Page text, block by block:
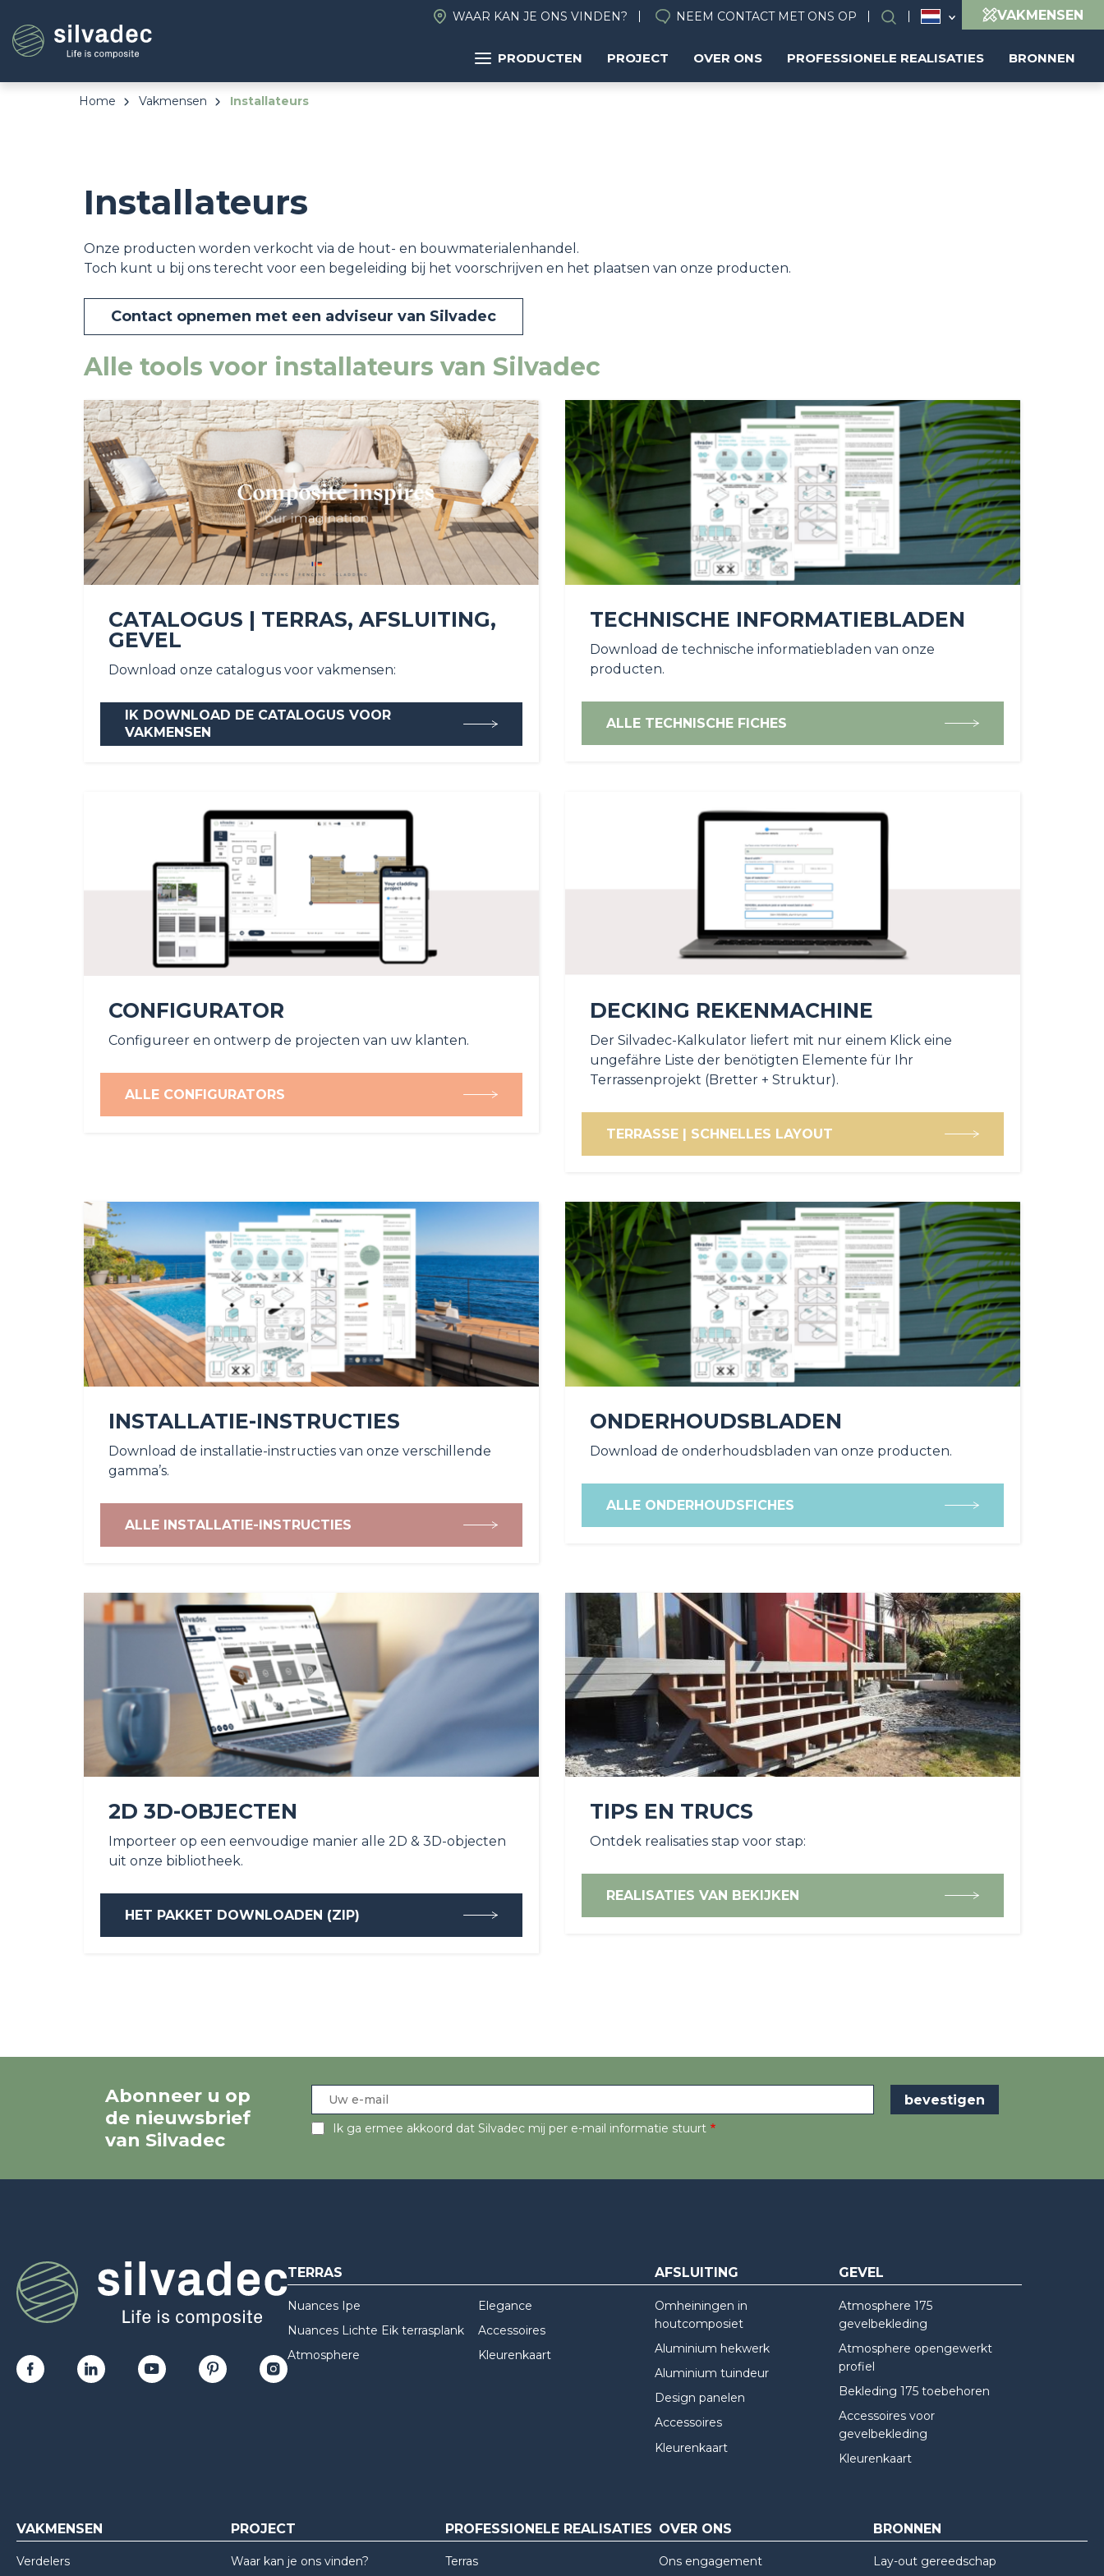
en
naar
WAAR KAN JE ONS VINDEN? NEEM CONTACT MET ONS OP Search VAKMENSEN
PRODUCTEN PROJECT OVER ONS PROFESSIONELE REALISATIES BRONNEN
Home Vakmensen Installateurs
Installateurs
Onze producten worden verkocht via de hout- en bouwmaterialenhandel.
Toch kunt u bij ons terecht voor een begeleiding bij het voorschrijven en het plaatsen van onze producten.
Contact opnemen met een adviseur van Silvadec
Alle tools voor installateurs van Silvadec
CATALOGUS | TERRAS, AFSLUITING,
GEVEL
Download onze catalogus voor vakmensen:
IK DOWNLOAD DE CATALOGUS VOOR
VAKMENSEN
TECHNISCHE INFORMATIEBLADEN
Download de technische informatiebladen van onze
producten.
ALLE TECHNISCHE FICHES
CONFIGURATOR
Configureer en ontwerp de projecten van uw klanten.
ALLE CONFIGURATORS
DECKING REKENMACHINE
Der Silvadec-Kalkulator liefert mit nur einem Klick eine
ungefähre Liste der benötigten Elemente für Ihr
Terrassenprojekt (Bretter + Struktur).
TERRASSE | SCHNELLES LAYOUT
INSTALLATIE-INSTRUCTIES
Download de installatie-instructies van onze verschillende
gamma’s.
ALLE INSTALLATIE-INSTRUCTIES
ONDERHOUDSBLADEN
Download de onderhoudsbladen van onze producten.
ALLE ONDERHOUDSFICHES
2D 3D-OBJECTEN
Importeer op een eenvoudige manier alle 2D & 3D-objecten
uit onze bibliotheek.
HET PAKKET DOWNLOADEN (ZIP)
TIPS EN TRUCS
Ontdek realisaties stap voor stap:
REALISATIES VAN BEKIJKEN
Abonneer u op
de nieuwsbrief
van Silvadec
Ik ga ermee akkoord dat Silvadec mij per e-mail informatie stuurt
TERRAS
Nuances Ipe
Nuances Lichte Eik terrasplank
Atmosphere
Elegance
Accessoires
Kleurenkaart
AFSLUITING
Omheiningen in
houtcomposiet
Aluminium hekwerk
Aluminium tuindeur
Design panelen
Accessoires
Kleurenkaart
GEVEL
Atmosphere 175
gevelbekleding
Atmosphere opengewerkt
profiel
Bekleding 175 toebehoren
Accessoires voor
gevelbekleding
Kleurenkaart
VAKMENSEN
Verdelers
PROJECT
Waar kan je ons vinden?
PROFESSIONELE REALISATIES
Terras
OVER ONS
Ons engagement
BRONNEN
Lay-out gereedschap